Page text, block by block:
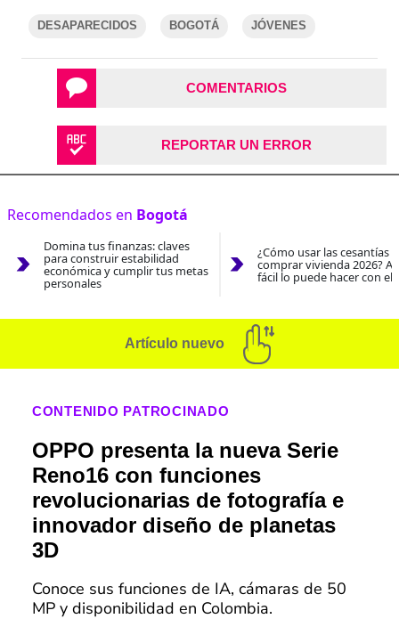
DESAPARECIDOS BOGOTÁ JÓVENES
COMENTARIOS
REPORTAR UN ERROR
Recomendados en Bogotá
Domina tus finanzas: claves
para construir estabilidad
económica y cumplir tus metas
personales
¿Cómo usar las cesantías
comprar vivienda 2026?
fácil lo puede hacer con el
Artículo nuevo
CONTENIDO PATROCINADO
OPPO presenta la nueva Serie
Reno16 con funciones
revolucionarias de fotografía e
innovador diseño de planetas
3D
Conoce sus funciones de IA, cámaras de 50
MP y disponibilidad en Colombia.